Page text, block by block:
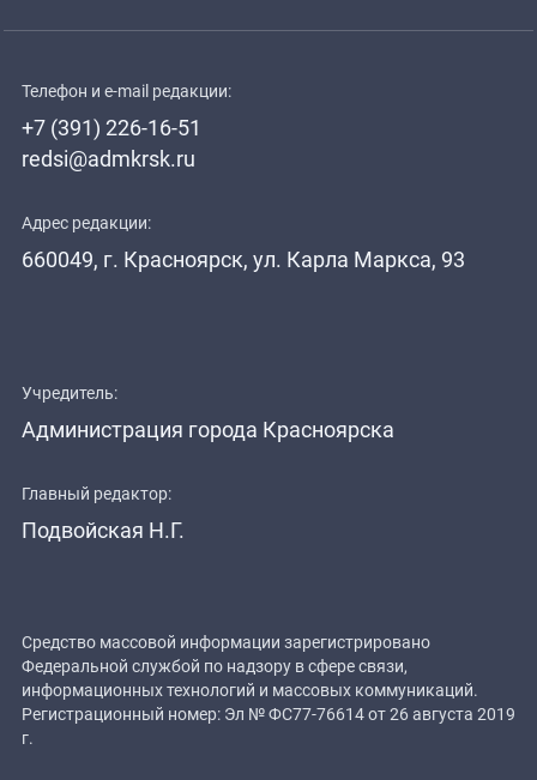
Телефон и e-mail редакции:
+7 (391) 226-16-51
redsi@admkrsk.ru
Адрес редакции:
660049, г. Красноярск, ул. Карла Маркса, 93
Учредитель:
Администрация города Красноярска
Главный редактор:
Подвойская Н.Г.
Средство массовой информации зарегистрировано
Федеральной службой по надзору в сфере связи,
информационных технологий и массовых коммуникаций.
Регистрационный номер: Эл № ФС77-76614 от 26 августа 2019
г.